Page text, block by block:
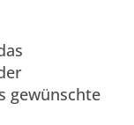
gewünschte